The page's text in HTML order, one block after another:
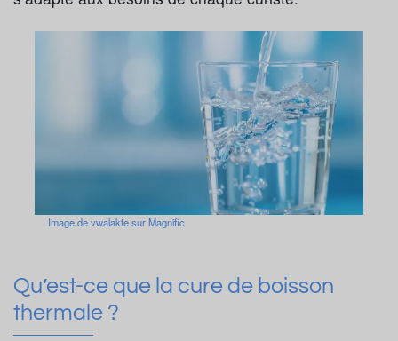
Image de vwalakte sur Magnific
Qu’est-ce que la cure de boisson
thermale ?